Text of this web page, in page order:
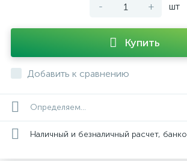
- + шт
Купить
Добавить к сравнению
Определяем...
Наличный и безналичный расчет,